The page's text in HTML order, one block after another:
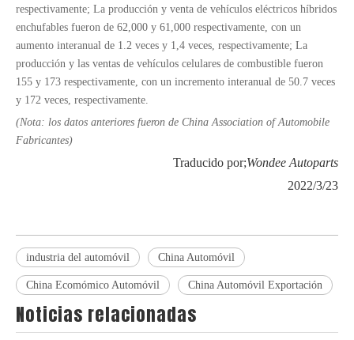
respectivamente; La producción y venta de vehículos eléctricos híbridos
enchufables fueron de 62,000 y 61,000 respectivamente, con un
aumento interanual de 1.2 veces y 1,4 veces, respectivamente; La
producción y las ventas de vehículos celulares de combustible fueron
155 y 173 respectivamente, con un incremento interanual de 50.7 veces
y 172 veces, respectivamente.
(Nota: los datos anteriores fueron de China Association of Automobile
Fabricantes)
Traducido por;Wondee Autoparts
2022/3/23
industria del automóvil China Automóvil
China Ecomómico Automóvil China Automóvil Exportación
Noticias relacionadas